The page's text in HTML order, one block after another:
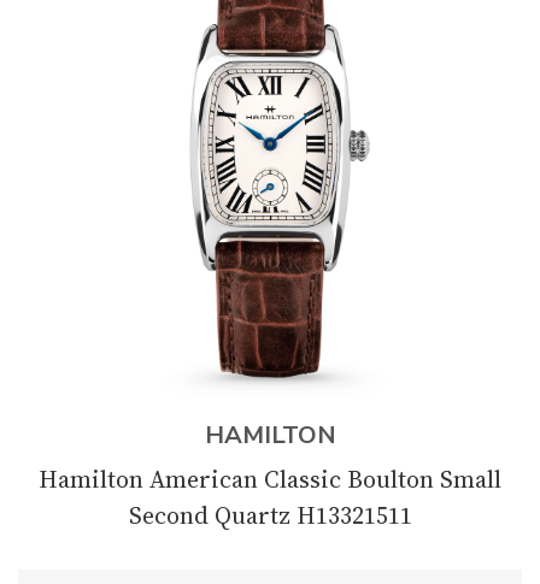
HAMILTON
Hamilton American Classic Boulton Small
Second Quartz H13321511